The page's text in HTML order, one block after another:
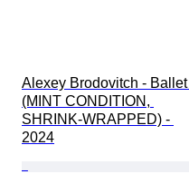
Alexey Brodovitch - Ballet
(MINT CONDITION,
SHRINK-WRAPPED) -
2024